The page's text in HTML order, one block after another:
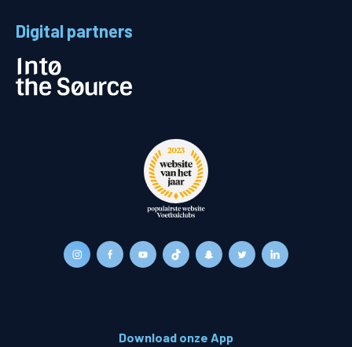
Digital partners
Download onze App